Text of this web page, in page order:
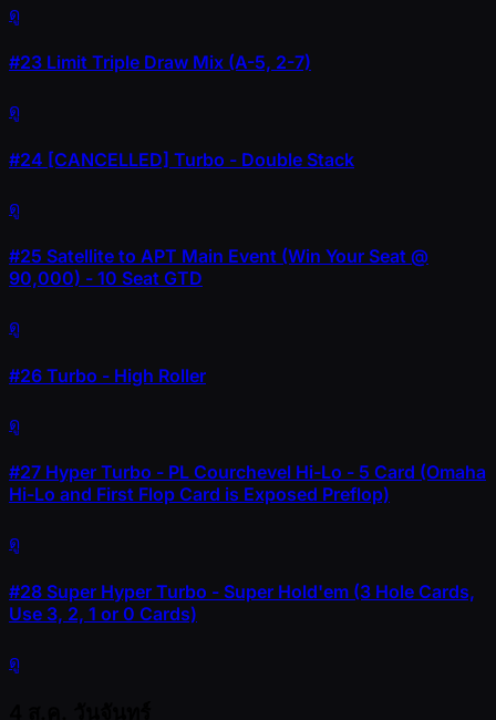
ดู
#23 Limit Triple Draw Mix (A-5, 2-7)
ดู
#24 [CANCELLED] Turbo - Double Stack
ดู
#25 Satellite to APT Main Event (Win Your Seat @
90,000) - 10 Seat GTD
ดู
#26 Turbo - High Roller
ดู
#27 Hyper Turbo - PL Courchevel Hi-Lo - 5 Card (Omaha
Hi-Lo and First Flop Card is Exposed Preflop)
ดู
#28 Super Hyper Turbo - Super Hold'em (3 Hole Cards,
Use 3, 2, 1 or 0 Cards)
ดู